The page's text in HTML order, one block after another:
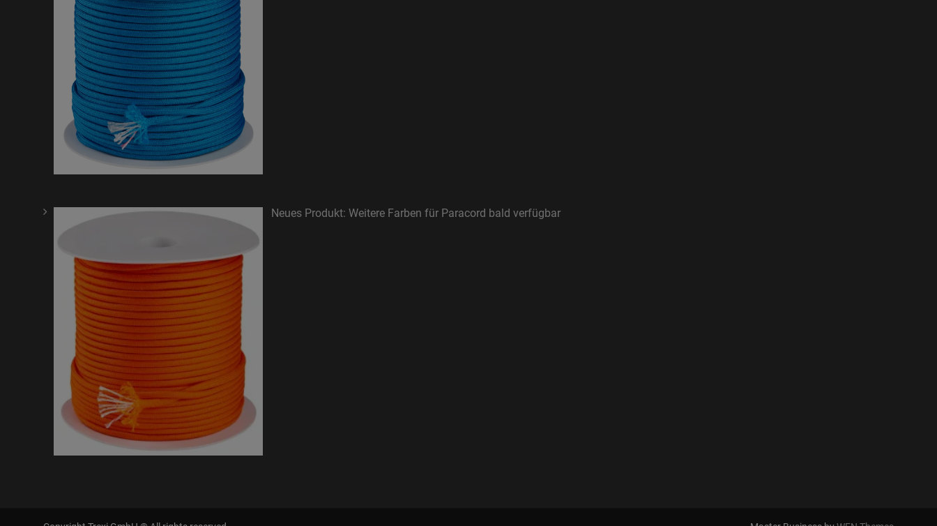
Neues Produkt: Weitere Farben für Paracord bald verfügbar